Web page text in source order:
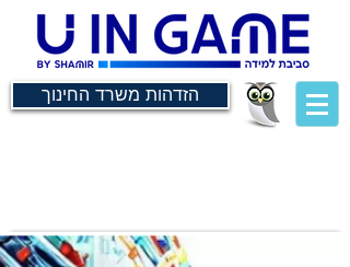
הזדהות משרד החינוך